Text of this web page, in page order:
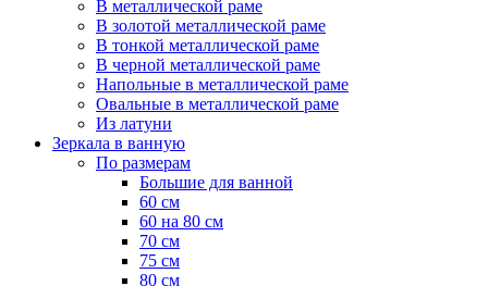
В металлической раме
В золотой металлической раме
В тонкой металлической раме
В черной металлической раме
Напольные в металлической раме
Овальные в металлической раме
Из латуни
Зеркала в ванную
По размерам
Большие для ванной
60 см
60 на 80 см
70 см
75 см
80 см